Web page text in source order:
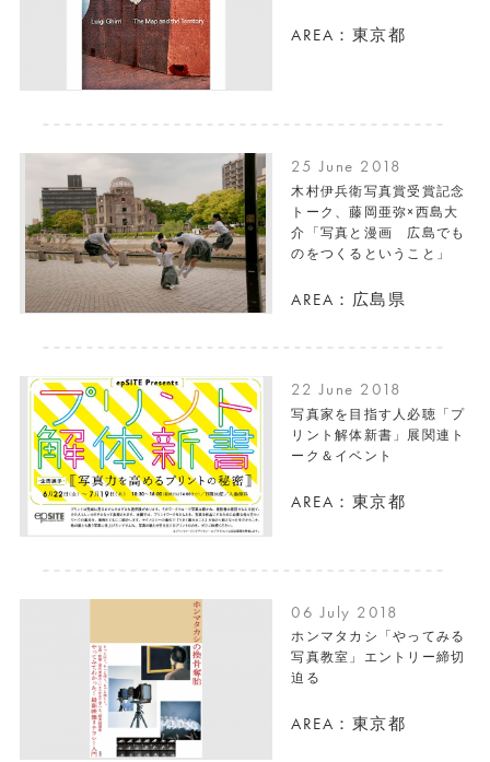
AREA：東京都
25 June 2018
木村伊兵衛写真賞受賞記念
トーク、藤岡亜弥×西島大
介「写真と漫画 広島でも
のをつくるということ」
AREA：広島県
22 June 2018
写真家を目指す人必聴「プ
リント解体新書」展関連ト
ーク＆イベント
AREA：東京都
06 July 2018
ホンマタカシ「やってみる
写真教室」エントリー締切
迫る
AREA：東京都